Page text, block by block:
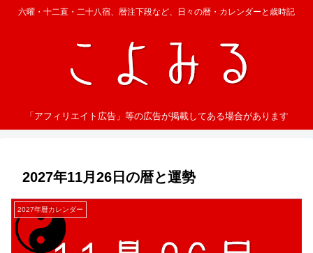
六曜・十二直・二十八宿、暦注下段など、日々の暦・カレンダーと歳時記
「アフィリエイト広告」等の広告が掲載してある場合があります
2027年11月26日の暦と運勢
2027年暦カレンダー